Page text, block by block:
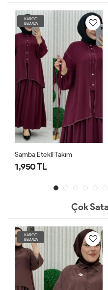
KARGO
BEDAVA
Samba Etekli Takım
1,950 TL
Çok
KARGO
BEDAVA